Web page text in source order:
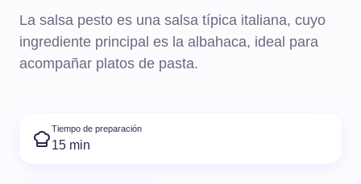
La salsa pesto es una salsa típica italiana, cuyo
ingrediente principal es la albahaca, ideal para
acompañar platos de pasta.
Tiempo de preparación
15 min